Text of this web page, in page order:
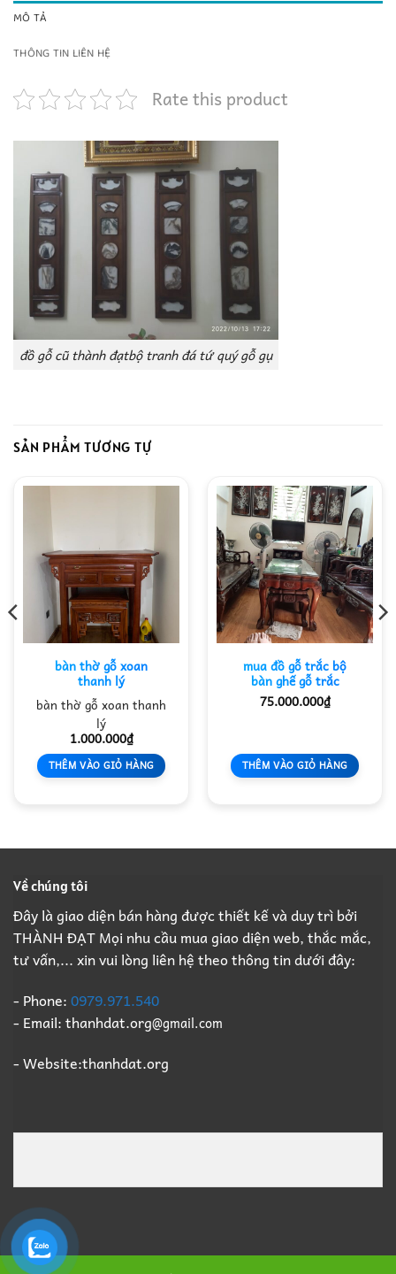
MÔ TẢ
THÔNG TIN LIÊN HỆ
Rate this product
đồ gỗ cũ thành đạtbộ tranh đá tứ quý gỗ gụ
SẢN PHẨM TƯƠNG TỰ
bàn thờ gỗ xoan
thanh lý
bàn thờ gỗ xoan thanh
lý
1.000.000₫
THÊM VÀO GIỎ HÀNG
mua đồ gỗ trắc bộ
bàn ghế gỗ trắc
75.000.000₫
THÊM VÀO GIỎ HÀNG
Về chúng tôi
Đây là giao diện bán hàng được thiết kế và duy trì bởi
THÀNH ĐẠT Mọi nhu cầu mua giao diện web, thắc mắc,
tư vấn,... xin vui lòng liên hệ theo thông tin dưới đây:
- Phone:0979.971.540
- Email: thanhdat.org@gmail.com
- Website:thanhdat.org